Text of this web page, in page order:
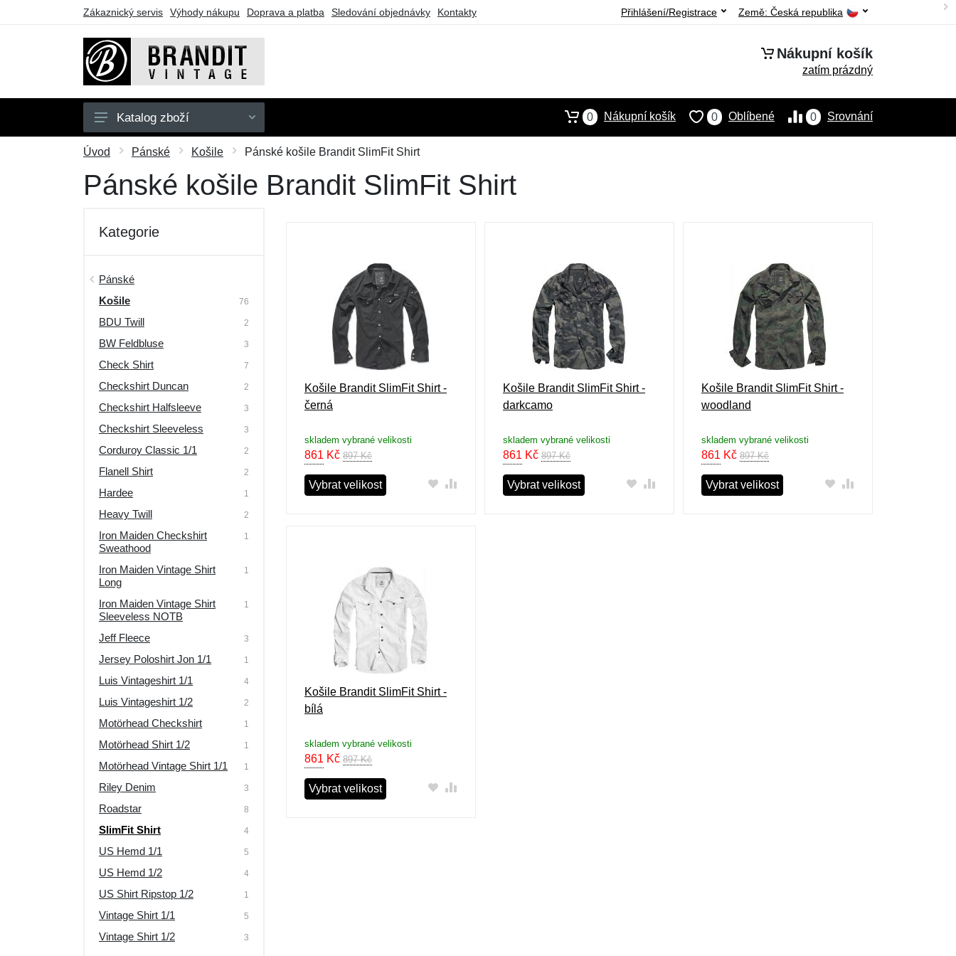
Zákaznický servis Výhody nákupu Doprava a platba Sledování objednávky Kontakty Země: Česká republika
Přihlášení/Registrace
Nákupní košík
zatím prázdný
Pánské
Dámské
Doplňky
Outdoor
Dárkové poukazy
Výprodej
Katalog zboží 0 Srovnání
0 Oblíbené
0 Nákupní košík
Úvod Pánské Košile Pánské košile Brandit SlimFit Shirt
Pánské košile Brandit SlimFit Shirt
Kategorie
Pánské
Košile
76
BDU Twill 2
BW Feldbluse 3
Check Shirt 7
Checkshirt Duncan 2
Checkshirt Halfsleeve 3
Checkshirt Sleeveless 3
Corduroy Classic 1/1 2
Flanell Shirt 2
Hardee 1
Heavy Twill 2
Iron Maiden Checkshirt
Sweathood
1
Iron Maiden Vintage Shirt
Long
1
Iron Maiden Vintage Shirt
Sleeveless NOTB
1
Jeff Fleece 3
Jersey Poloshirt Jon 1/1 1
Luis Vintageshirt 1/1 4
Luis Vintageshirt 1/2 2
Motörhead Checkshirt 1
Motörhead Shirt 1/2 1
Motörhead Vintage Shirt 1/1 1
Riley Denim 3
Roadstar 8
SlimFit Shirt 4
US Hemd 1/1 5
US Hemd 1/2 4
US Shirt Ripstop 1/2 1
Vintage Shirt 1/1 5
Vintage Shirt 1/2 3
Košile Brandit SlimFit Shirt -
černá
skladem vybrané velikosti
861 Kč 897 Kč
Vybrat velikost
Košile Brandit SlimFit Shirt -
darkcamo
skladem vybrané velikosti
861 Kč 897 Kč
Vybrat velikost
Košile Brandit SlimFit Shirt -
woodland
skladem vybrané velikosti
861 Kč 897 Kč
Vybrat velikost
Košile Brandit SlimFit Shirt -
bílá
skladem vybrané velikosti
861 Kč 897 Kč
Vybrat velikost